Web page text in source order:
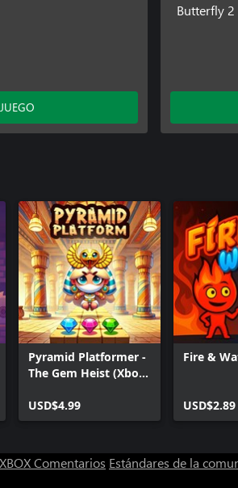
Butterfly 2
Pyramid Platformer -
The Gem Heist (Xbox
USD$4.99
Fire &
USD$2.89
Comentarios Estándares de la